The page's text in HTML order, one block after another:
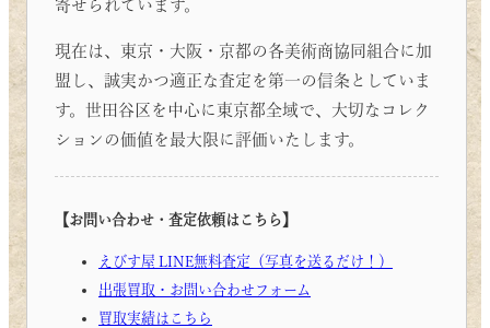
寄せられています。
現在は、東京・大阪・京都の各美術商協同組合に加
盟し、誠実かつ適正な査定を第一の信条としていま
す。世田谷区を中心に東京都全域で、大切なコレク
ションの価値を最大限に評価いたします。
【お問い合わせ・査定依頼はこちら】
えびす屋 LINE無料査定（写真を送るだけ！）
出張買取・お問い合わせフォーム
買取実績はこちら